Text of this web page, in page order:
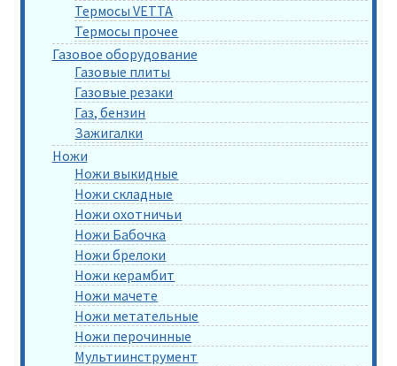
Термосы VETTA
Термосы прочее
Газовое оборудование
Газовые плиты
Газовые резаки
Газ, бензин
Зажигалки
Ножи
Ножи выкидные
Ножи складные
Ножи охотничьи
Ножи Бабочка
Ножи брелоки
Ножи керамбит
Ножи мачете
Ножи метательные
Ножи перочинные
Мультиинструмент